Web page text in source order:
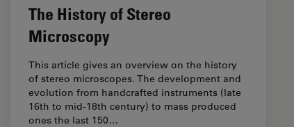
The History of Stereo
Microscopy
This article gives an overview on the history
of stereo microscopes. The development and
evolution from handcrafted instruments (late
16th to mid-18th century) to mass produced
ones the last 150…